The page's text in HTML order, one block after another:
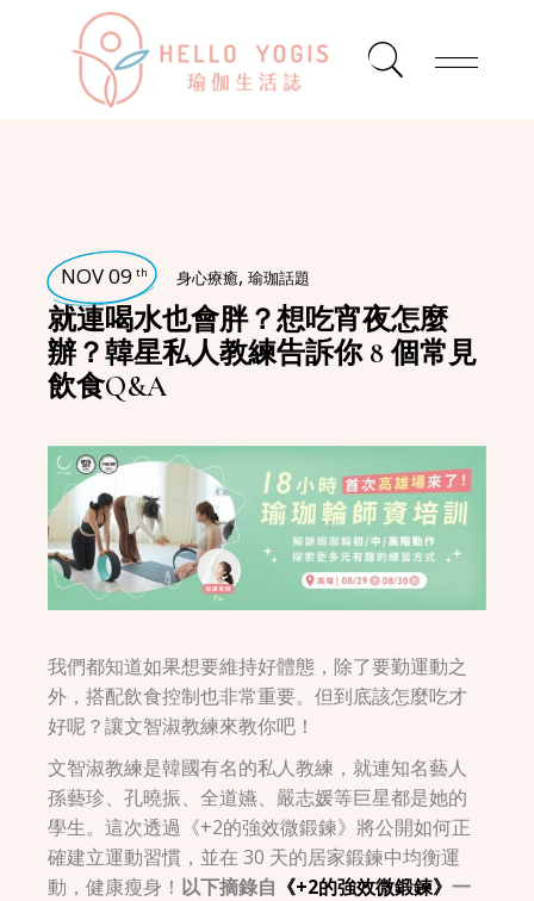
NOV 09 th 身心療癒,瑜珈話題
就連喝水也會胖？想吃宵夜怎麼
辦？韓星私人教練告訴你 8 個常見
飲食Q&A
我們都知道如果想要維持好體態，除了要勤運動之
外，搭配飲食控制也非常重要。但到底該怎麼吃才
好呢？讓文智淑教練來教你吧！
文智淑教練是韓國有名的私人教練，就連知名藝人
孫藝珍、孔曉振、全道嬿、嚴志媛等巨星都是她的
學生。這次透過《+2的強效微鍛鍊》將公開如何正
確建立運動習慣，並在 30 天的居家鍛鍊中均衡運
動，健康瘦身！ 以下摘錄自 《+2的強效微鍛鍊》一